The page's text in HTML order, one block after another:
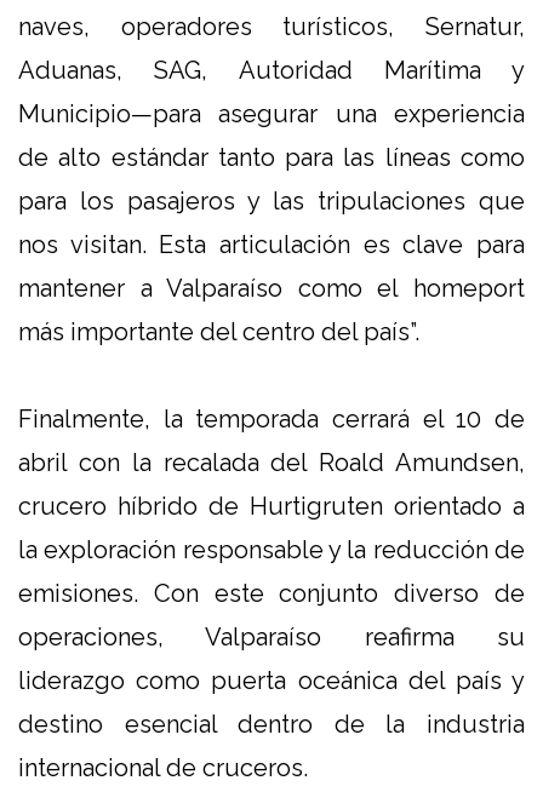
naves, operadores turísticos, Sernatur,
Aduanas, SAG, Autoridad Marítima y
Municipio—para asegurar una experiencia
de alto estándar tanto para las líneas como
para los pasajeros y las tripulaciones que
nos visitan. Esta articulación es clave para
mantener a Valparaíso como el homeport
más importante del centro del país”.
Finalmente, la temporada cerrará el 10 de
abril con la recalada del Roald Amundsen,
crucero híbrido de Hurtigruten orientado a
la exploración responsable y la reducción de
emisiones. Con este conjunto diverso de
operaciones, Valparaíso reafirma su
liderazgo como puerta oceánica del país y
destino esencial dentro de la industria
internacional de cruceros.